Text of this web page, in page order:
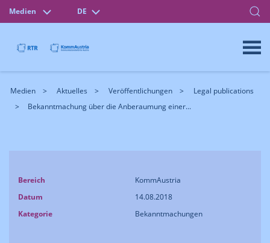
Medien DE
Medien Aktuelles Veröffentlichungen
Legal publications
Bekanntmachung über die Anberaumung einer...
Bereich
KommAustria
Datum
14.08.2018
Kategorie
Bekanntmachungen